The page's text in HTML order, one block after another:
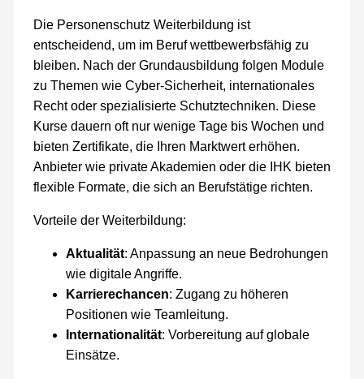
Die Personenschutz Weiterbildung ist
entscheidend, um im Beruf wettbewerbsfähig zu
bleiben. Nach der Grundausbildung folgen Module
zu Themen wie Cyber-Sicherheit, internationales
Recht oder spezialisierte Schutztechniken. Diese
Kurse dauern oft nur wenige Tage bis Wochen und
bieten Zertifikate, die Ihren Marktwert erhöhen.
Anbieter wie private Akademien oder die IHK bieten
flexible Formate, die sich an Berufstätige richten.
Vorteile der Weiterbildung:
Aktualität: Anpassung an neue Bedrohungen
wie digitale Angriffe.
Karrierechancen: Zugang zu höheren
Positionen wie Teamleitung.
Internationalität: Vorbereitung auf globale
Einsätze.